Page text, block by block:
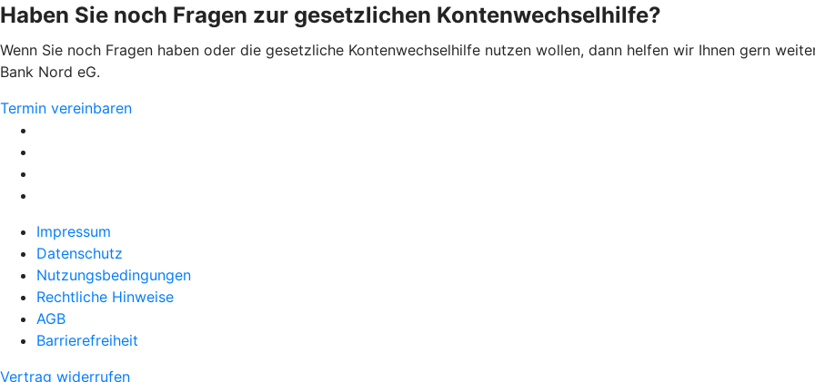
Haben Sie noch Fragen zur gesetzlichen Kontenwechselhilfe?
Wenn Sie noch Fragen haben oder die gesetzliche Kontenwechselhilfe nutzen wollen, dann helfen wir Ihnen gern
Bank Nord eG.
Termin vereinbaren
Impressum
Datenschutz
Nutzungsbedingungen
Rechtliche Hinweise
AGB
Barrierefreiheit
Vertrag widerrufen